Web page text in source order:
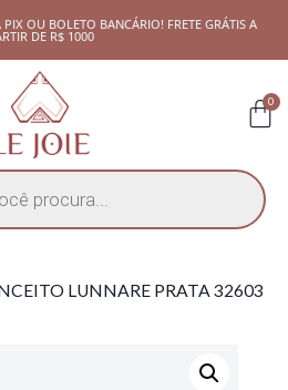
OU BOLETO BANCÁRIO! FRETE GRÁTIS A
DE R$ 1000
0
LUNNARE PRATA 32603